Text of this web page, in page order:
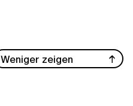
Weniger zeigen